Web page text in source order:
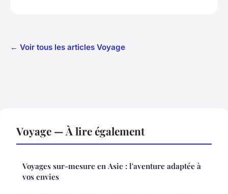
← Voir tous les articles Voyage
Voyage — À lire également
Voyages sur-mesure en Asie : l'aventure adaptée à
vos envies